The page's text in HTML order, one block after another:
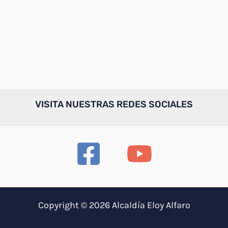
VISITA NUESTRAS REDES SOCIALES
Copyright © 2026 Alcaldía Eloy Alfaro